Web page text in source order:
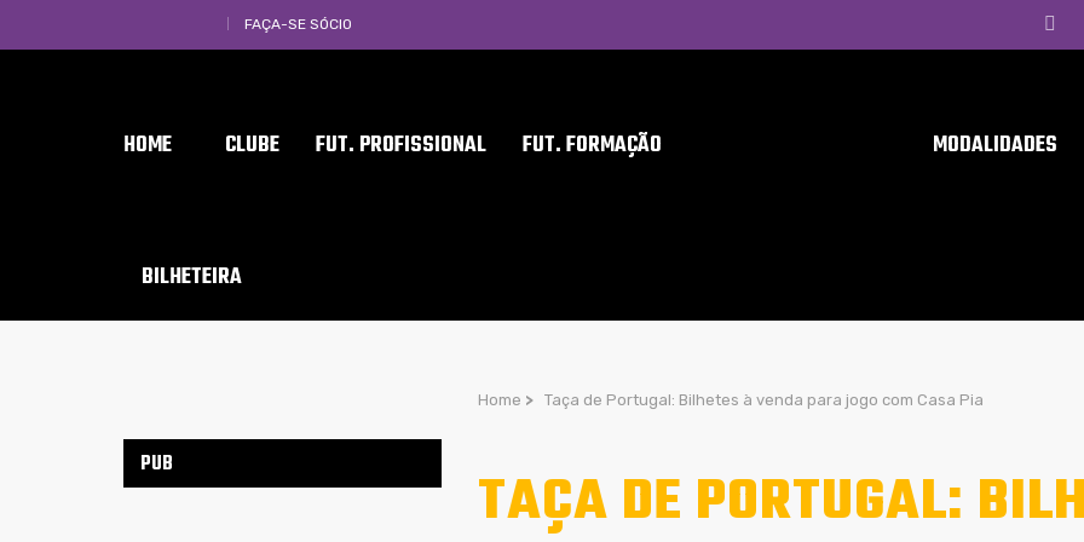
FAÇA-SE SÓCIO
HOME CLUBE FUT. PROFISSIONAL FUT. FORMAÇÃO MODALIDADES
BILHETEIRA
Home > Taça de Portugal: Bilhetes à venda para jogo com Casa Pia
TAÇA DE PORTUGAL:
PUB